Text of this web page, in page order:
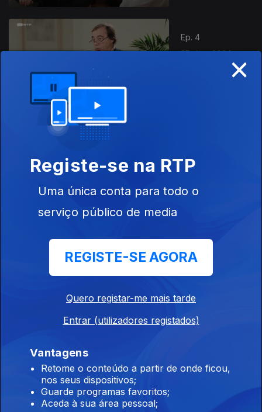
Ep. 4
25 dez. 2024
Edificantes y
Ep. 5
Ratio Studiorum
Sermões do
Padre António
Para Instrucsão
×
Registe-se na RTP
Uma única conta para todo o
serviço público de media
REGISTE-SE AGORA
Quero registar-me mais tarde
Entrar (utilizadores registados)
Vantagens
Retome o conteúdo a partir de onde ficou,
nos seus dispositivos;
Guarde programas favoritos;
Aceda à sua área pessoal;